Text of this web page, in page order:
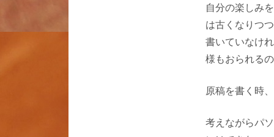
自分の楽しみ
は古くなりつ
書いていなけ
様もおられる
原稿を書く時
考えながらパ